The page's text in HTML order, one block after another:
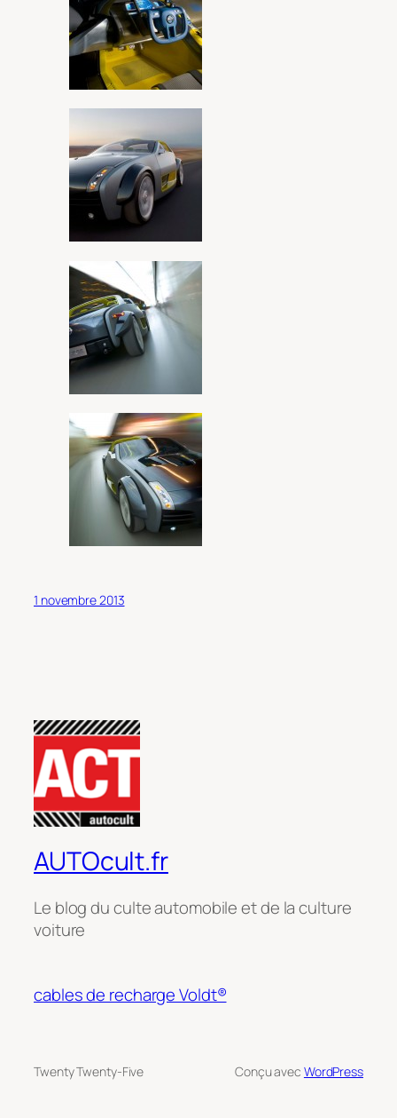
1 novembre 2013
AUTOcult.fr
Le blog du culte automobile et de la culture
voiture
cables de recharge Voldt®
Twenty Twenty-Five Conçu avec WordPress